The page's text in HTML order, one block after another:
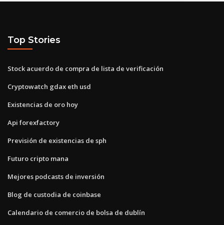
Top Stories
Stock acuerdo de compra de lista de verificación
Cryptowatch gdax eth usd
Existencias de oro hoy
Api forexfactory
Previsión de existencias de sph
Futuro cripto mana
Mejores podcasts de inversión
Blog de custodia de coinbase
Calendario de comercio de bolsa de dublín